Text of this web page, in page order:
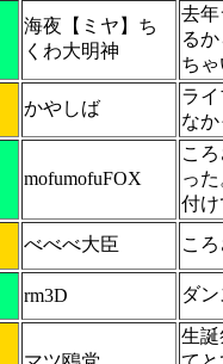
海夜【ミヤ】ち
くわ大明神
去
る
ち
かやしば
ラ
な
mofumofuFOX
こ
っ
付
べべべ大臣 こ
rm3D ダ
生